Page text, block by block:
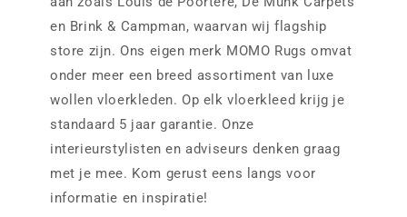
en Brink & Campman, waarvan wij flagship
store zijn. Ons eigen merk MOMO Rugs omvat
onder meer een breed assortiment van luxe
wollen vloerkleden. Op elk vloerkleed krijg je
standaard 5 jaar garantie. Onze
interieurstylisten en adviseurs denken graag
met je mee. Kom gerust eens langs voor
informatie en inspiratie!